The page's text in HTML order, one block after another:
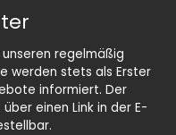
regelmäßig
werden stets als Erster
informiert. Der
einen Link in der E-